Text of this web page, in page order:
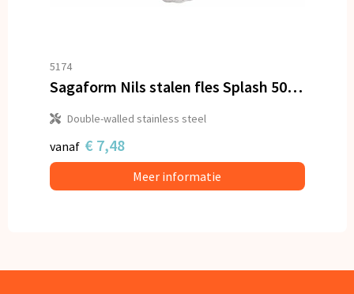
5174
Sagaform Nils stalen fles Splash 500ml
Double-walled stainless steel
vanaf € 7,48
Meer informatie